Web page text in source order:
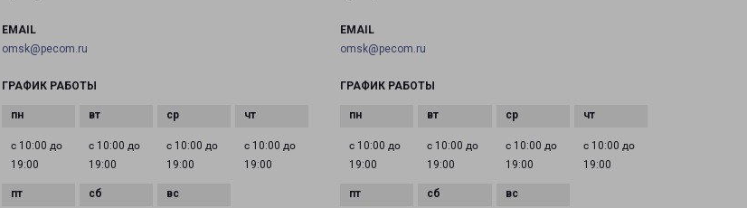
EMAIL
omsk@pecom.ru
ГРАФИК РАБОТЫ
с 10:00 до
19:00
с 10:00 до
19:00
с 10:00 до
19:00
с 10:00 до
19:00
EMAIL
omsk@pecom.ru
ГРАФИК РАБОТЫ
с 10:00 до
19:00
с 10:00 до
19:00
с 10:00 до
19:00
с 10:00 до
19:00